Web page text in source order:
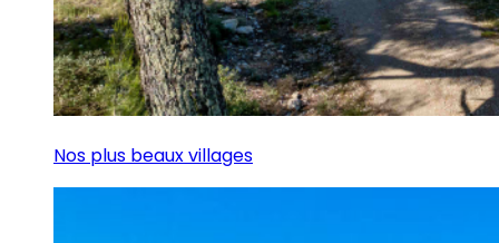
Nos plus beaux villages